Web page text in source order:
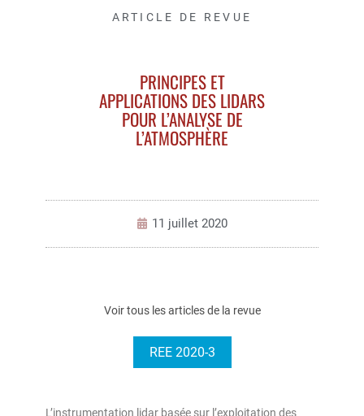
ARTICLE DE REVUE
PRINCIPES ET
APPLICATIONS DES LIDARS
POUR L’ANALYSE DE
L’ATMOSPHÈRE
11 juillet 2020
Voir tous les articles de la revue
REE 2020-3
L’instrumentation lidar basée sur l’exploitation des